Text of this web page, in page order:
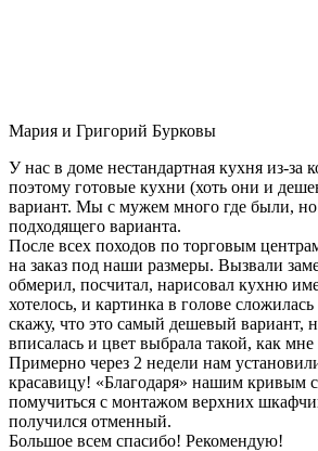
Мария и Григорий Бурковы
У нас в доме нестандартная кухня из-за
поэтому готовые кухни (хоть они и
вариант. Мы с мужем много где были,
подходящего варианта.
После всех походов по торговым
на заказ под наши размеры. Вызвали
обмерил, посчитал, нарисовал кухню
хотелось, и картинка в голове
скажу, что это самый дешевый вариант,
вписалась и цвет выбрала такой, как мне
Примерно через 2 недели нам
красавицу! «Благодаря» нашим кривым
помучиться с монтажом верхних
получился отменный.
Большое всем спасибо! Рекомендую!